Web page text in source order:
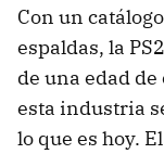
Con un
espaldas, la
de una edad
esta industria
lo que es hoy.